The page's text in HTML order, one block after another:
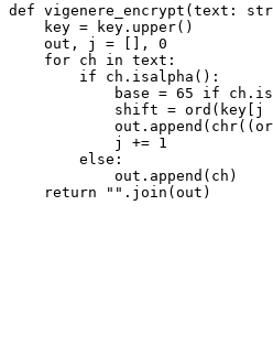
def vigenere_encrypt(text:
    key = key.upper()
    out, j = [], 0
    for ch in text:
        if ch.isalpha():
base = 65 if
shift = ord(key[j
            j += 1
        else:
            out.append(ch)